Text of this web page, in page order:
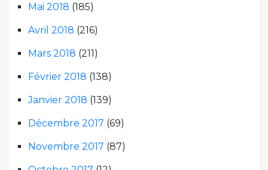
Mai 2018 (185)
Avril 2018 (216)
Mars 2018 (211)
Février 2018 (138)
Janvier 2018 (139)
Décembre 2017 (69)
Novembre 2017 (87)